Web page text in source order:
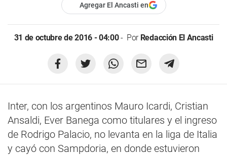
Agregar El Ancasti en
31 de octubre de 2016 - 04:00 Por Redacción El Ancasti
Inter, con los argentinos Mauro Icardi, Cristian
Ansaldi, Ever Banega como titulares y el ingreso
de Rodrigo Palacio, no levanta en la liga de Italia
y cayó con Sampdoria, en donde estuvieron